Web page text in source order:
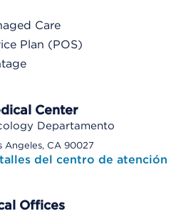
Care
Plan (POS)
Center
Departamento
Angeles, CA 90027
del centro de atención
Offices